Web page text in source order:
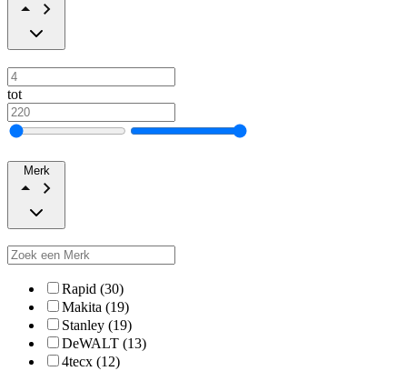
tot
Merk
Rapid (30)
Makita (19)
Stanley (19)
DeWALT (13)
4tecx (12)